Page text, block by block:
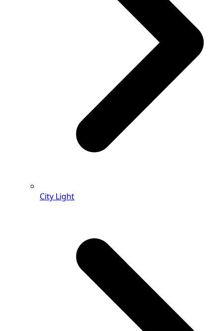
City Light